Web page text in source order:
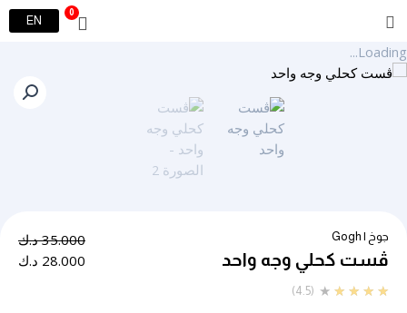
إلى
المحتوى
0
Cart
EN
Loading...
جوخ | Gogh
ڤست كحلي وجه واحد
35.000 د.ك
28.000 د.ك
★
★
★
★
★
Rated(4.5)